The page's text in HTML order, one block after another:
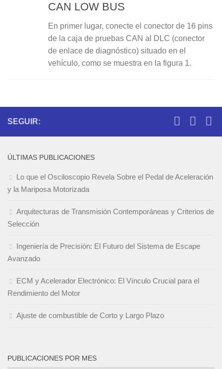
CAN LOW BUS
En primer lugar, conecte el conector de 16 pins
de la caja de pruebas CAN al DLC (conector
de enlace de diagnóstico) situado en el
vehículo, como se muestra en la figura 1.
SEGUIR:
ÚLTIMAS PUBLICACIONES
Lo que el Osciloscopio Revela Sobre el Pedal de Aceleración
y la Mariposa Motorizada
Arquitecturas de Transmisión Contemporáneas y Criterios de
Selección
Ingeniería de Precisión: El Futuro del Sistema de Escape
Avanzado
ECM y Acelerador Electrónico: El Vínculo Crucial para el
Rendimiento del Motor
Ajuste de combustible de Corto y Largo Plazo
PUBLICACIONES POR MES